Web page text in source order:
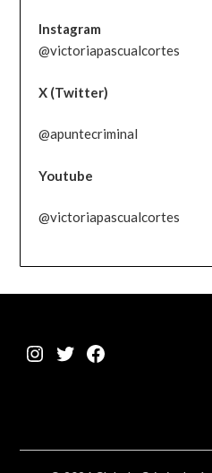
Instagram
@victoriapascualcortes
X (Twitter)
@apuntecriminal
Youtube
@victoriapascualcortes
Instagram
TwitterFacebook